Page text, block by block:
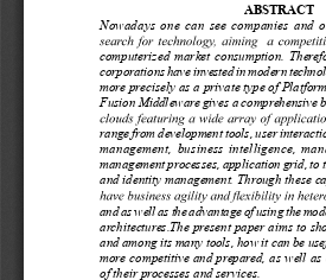
ABSTRACT
Nowadays one can see companies and
computerized market consumption.
corporations have invested in modern
more precisely as a private type of
Fusion Middleware gives a comprehensive
range from development tools, user
management, business intelligence,
management processes, application grid, to
and identity management. Through these
and as well as the advantage of using the
architectures.The present paper aims to
and among its many tools, how it can be
more competitive and prepared, as well
of their processes and services.